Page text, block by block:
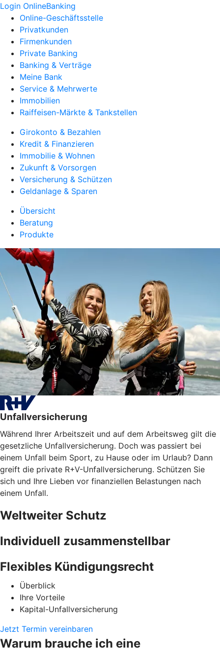
Login OnlineBanking
Online-Geschäftsstelle
Privatkunden
Firmenkunden
Private Banking
Banking & Verträge
Meine Bank
Service & Mehrwerte
Immobilien
Raiffeisen-Märkte & Tankstellen
Girokonto & Bezahlen
Kredit & Finanzieren
Immobilie & Wohnen
Zukunft & Vorsorgen
Versicherung & Schützen
Geldanlage & Sparen
Übersicht
Beratung
Produkte
Unfallversicherung
Während Ihrer Arbeitszeit und auf dem Arbeitsweg gilt die
gesetzliche Unfallversicherung. Doch was passiert bei
einem Unfall beim Sport, zu Hause oder im Urlaub? Dann
greift die private R+V-Unfallversicherung. Schützen Sie
sich und Ihre Lieben vor finanziellen Belastungen nach
einem Unfall.
Weltweiter Schutz
Individuell zusammenstellbar
Flexibles Kündigungsrecht
Überblick
Ihre Vorteile
Kapital-Unfallversicherung
Jetzt Termin vereinbaren
Warum brauche ich eine